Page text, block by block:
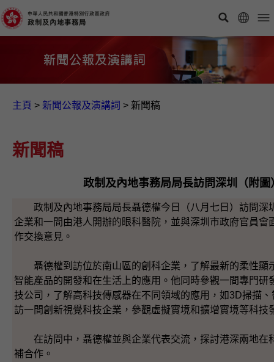
主頁 > 新聞公報及演講詞 > 新聞稿
新聞稿
政制及內地事務局局長訪問深圳（附圖
政制及內地事務局局長聶德權今日（八月七日）訪問深
企業和一間由港人開辦的眼科醫院，並與深圳市政府官員會
作交換意見。
聶德權到訪位於南山區的創科企業，了解最新的柔性顯
智能產品的開發和在生活上的應用。他同時參觀一間專門研
技公司，了解高科技傳感器在不同領域的應用，如3D掃描
訪一間創新視覺科技企業，參觀虛擬實境和擴增實境等科技
在訪問中，聶德權並與企業代表交流，探討港深兩地在
補合作。